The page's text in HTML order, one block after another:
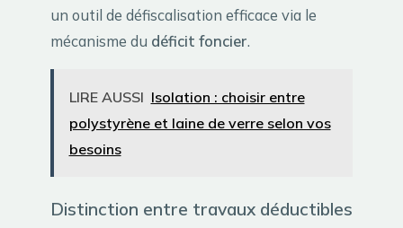
un outil de défiscalisation efficace via le
mécanisme du déficit foncier.
LIRE AUSSI Isolation : choisir entre
polystyrène et laine de verre selon vos
besoins
Distinction entre travaux déductibles